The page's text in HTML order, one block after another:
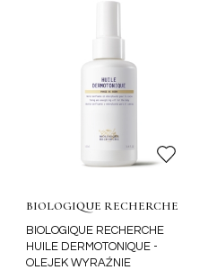
BIOLOGIQUE RECHERCHE
HUILE DERMOTONIQUE -
OLEJEK WYRAŹNIE
BIOLOGIQUE RECHERCHE